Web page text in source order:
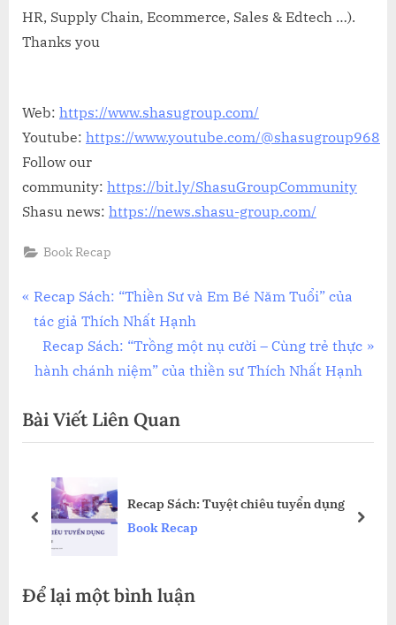
HR, Supply Chain, Ecommerce, Sales & Edtech …).
Thanks you
Web: https://www.shasugroup.com/
Youtube: https://www.youtube.com/@shasugroup968
Follow our
community: https://bit.ly/ShasuGroupCommunity
Shasu news: https://news.shasu-group.com/
Book Recap
Điều
hướng
bài
viết
P
r
v
o
u
o
:
Recap Sách: “Thiền Sư và Em Bé Năm Tuổi” của
tác giả Thích Nhất Hạnh
N
e
t
P
Recap Sách: “Trồng một nụ cười – Cùng trẻ thực
hành chánh niệm” của thiền sư Thích Nhất Hạnh
Bài Viết Liên Quan
Recap Sách: Tuyệt chiêu tuyển dụng
Book Recap
prev next
Để lại một bình luận